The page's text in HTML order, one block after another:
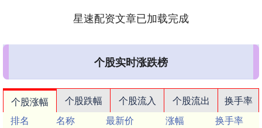
星速配资文章已加载完成
个股实时涨跌榜
个股涨幅 个股跌幅 个股流入 个股流出
换手率
排名
名称 最新价 涨幅
换手率